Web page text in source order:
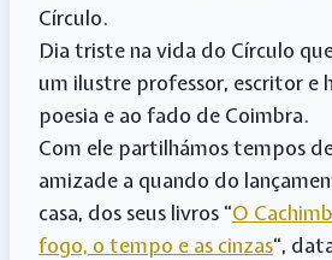
Círculo.
Dia triste na vida do Círculo
um ilustre professor, escritor e
poesia e ao fado de Coimbra.
Com ele partilhámos tempos
amizade a quando do
casa, dos seus livros “O
fogo, o tempo e as cinzas“,